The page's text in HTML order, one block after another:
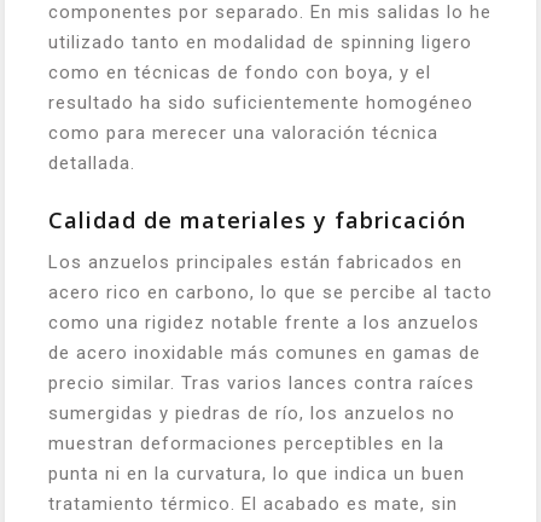
componentes por separado. En mis salidas lo he
utilizado tanto en modalidad de spinning ligero
como en técnicas de fondo con boya, y el
resultado ha sido suficientemente homogéneo
como para merecer una valoración técnica
detallada.
Calidad de materiales y fabricación
Los anzuelos principales están fabricados en
acero rico en carbono, lo que se percibe al tacto
como una rigidez notable frente a los anzuelos
de acero inoxidable más comunes en gamas de
precio similar. Tras varios lances contra raíces
sumergidas y piedras de río, los anzuelos no
muestran deformaciones perceptibles en la
punta ni en la curvatura, lo que indica un buen
tratamiento térmico. El acabado es mate, sin